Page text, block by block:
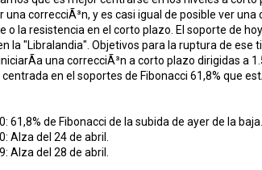
una correcciÃ³n, y es casi igual de posible ver
o la resistencia en el corto plazo. El soporte de
la "Libralandia". Objetivos para la ruptura de ese
una correcciÃ³n a corto plazo dirigidas a
en el soportes de Fibonacci 61,8% que
61,8% de Fibonacci de la subida de ayer de la baja.
Alza del 24 de abril.
Alza del 28 de abril.